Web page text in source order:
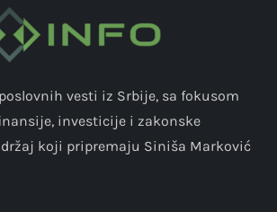
vesti iz Srbije, sa fokusom
investicije i zakonske
koji pripremaju Siniša Marković